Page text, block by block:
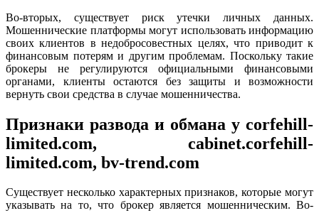
Во-вторых, существует риск утечки личных данных.
Мошеннические платформы могут использовать информацию
своих клиентов в недобросовестных целях, что приводит к
финансовым потерям и другим проблемам. Поскольку такие
брокеры не регулируются официальными финансовыми
органами, клиенты остаются без защиты и возможности
вернуть свои средства в случае мошенничества.
Признаки развода и обмана у corfehill-
limited.com, cabinet.corfehill-
limited.com, bv-trend.com
Существует несколько характерных признаков, которые могут
указывать на то, что брокер является мошенническим. Во-